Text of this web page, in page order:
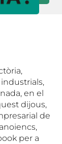
en el
dijous,
de
per a